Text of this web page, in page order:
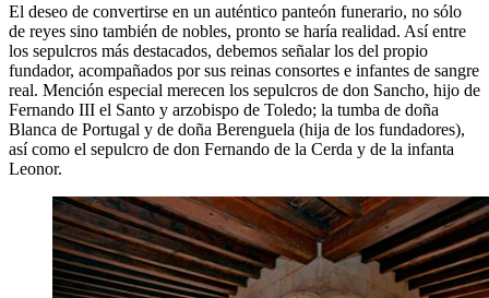
El deseo de convertirse en un auténtico panteón funerario, no sólo
de reyes sino también de nobles, pronto se haría realidad. Así entre
los sepulcros más destacados, debemos señalar los del propio
fundador, acompañados por sus reinas consortes e infantes de sangre
real. Mención especial merecen los sepulcros de don Sancho, hijo de
Fernando III el Santo y arzobispo de Toledo; la tumba de doña
Blanca de Portugal y de doña Berenguela (hija de los fundadores),
así como el sepulcro de don Fernando de la Cerda y de la infanta
Leonor.